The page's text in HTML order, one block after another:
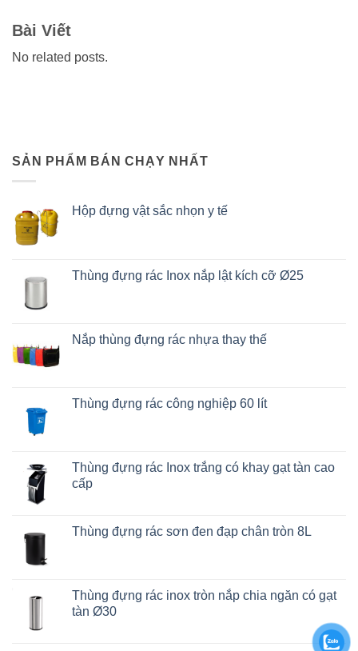
SẢN PHẨM BÁN CHẠY NHẤT
Hộp đựng vật sắc nhọn y tế
Thùng đựng rác Inox nắp lật kích cỡ Ø25
Nắp thùng đựng rác nhựa thay thế
Thùng đựng rác công nghiệp 60 lít
Thùng đựng rác Inox trắng có khay gạt tàn cao
cấp
Thùng đựng rác sơn đen đạp chân tròn 8L
Thùng đựng rác inox tròn nắp chia ngăn có gạt
tàn Ø30
Bài Viết
No related posts.